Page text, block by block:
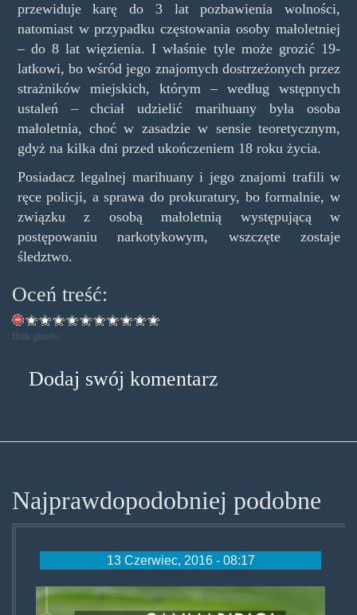
przewiduje karę do 3 lat pozbawienia wolności,
natomiast w przypadku częstowania osoby małoletniej
– do 8 lat więzienia. I właśnie tyle może grozić 19-
latkowi, bo wśród jego znajomych dostrzeżonych przez
strażników miejskich, którym – według wstępnych
ustaleń – chciał udzielić marihuany była osoba
małoletnia, choć w zasadzie w sensie teoretycznym,
gdyż na kilka dni przed ukończeniem 18 roku życia.
Posiadacz legalnej marihuany i jego znajomi trafili w
ręce policji, a sprawa do prokuratury, bo formalnie, w
związku z osobą małoletnią występującą w
postępowaniu narkotykowym, wszczęte zostaje
śledztwo.
Oceń treść:
Brak głosów
Dodaj swój komentarz
Najprawdopodobniej podobne
13 Czerwiec, 2016 - 08:17
cbd.jpg